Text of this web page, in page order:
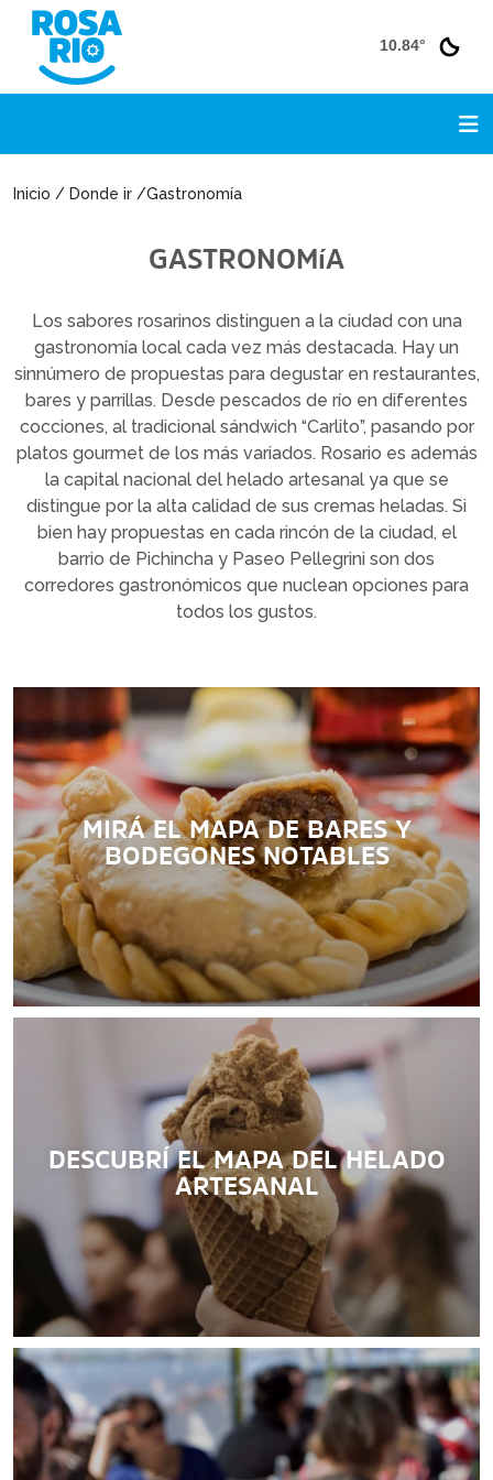
10.84°
Inicio / Donde ir /Gastronomía
GASTRONOMíA
Los sabores rosarinos distinguen a la ciudad con una
gastronomía local cada vez más destacada. Hay un
sinnúmero de propuestas para degustar en restaurantes,
bares y parrillas. Desde pescados de río en diferentes
cocciones, al tradicional sándwich “Carlito”, pasando por
platos gourmet de los más variados. Rosario es además
la capital nacional del helado artesanal ya que se
distingue por la alta calidad de sus cremas heladas. Si
bien hay propuestas en cada rincón de la ciudad, el
barrio de Pichincha y Paseo Pellegrini son dos
corredores gastronómicos que nuclean opciones para
todos los gustos.
MIRÁ EL MAPA DE BARES Y
BODEGONES NOTABLES
Conocé la gastronomía rosarinas en los bares y
bodegones clásicos rosarinos.
LEER MÁS
DESCUBRÍ EL MAPA DEL HELADO
ARTESANAL